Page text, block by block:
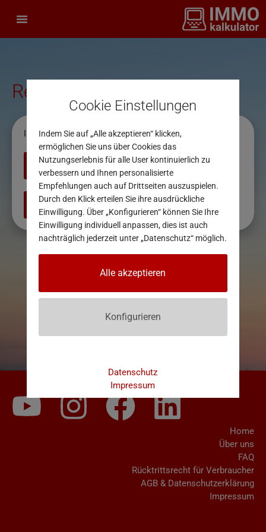
Report wird erstellt
Ihr Gratisreport wird Ihnen per E-Mail zugesendet.
Zurück zur Startseite
Neuen Report erstellen
Home
Über uns
FAQ
Rücktrittsrecht für Verbraucher
AGB & Datenschutzerklärung
Impressum
Cookie Einstellungen
Indem Sie auf „Alle akzeptieren“ klicken,
ermöglichen Sie uns über Cookies das
Nutzungserlebnis für alle User kontinuierlich zu
verbessern und Ihnen personalisierte
Empfehlungen auch auf Drittseiten auszuspielen.
Durch den Klick erteilen Sie ihre ausdrückliche
Einwilligung. Über „Konfigurieren“ können Sie Ihre
Einwilligung individuell anpassen, dies ist auch
nachträglich jederzeit unter „Datenschutz“ möglich.
Alle akzeptieren
Konfigurieren
Datenschutz
Impressum